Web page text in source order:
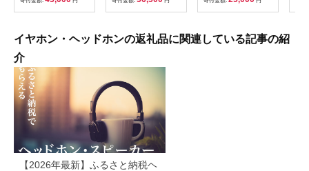
周辺機器 オーディオ
周辺機器 PC DTM モ
モニター 城下工業 信
州 長野 【 上田市
イヤホン・ヘッドホンの返礼品に関連している記事の紹
介
【2026年最新】ふるさと納税ヘ